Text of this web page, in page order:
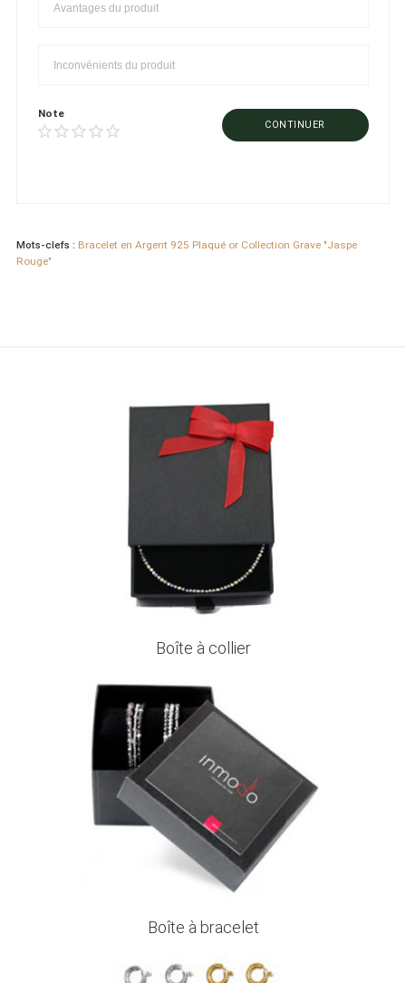
Note
CONTINUER
Mots-clefs : Bracelet en Argent 925 Plaqué or Collection Grave "Jaspe
Rouge"
Boîte à collier
Boîte à bracelet